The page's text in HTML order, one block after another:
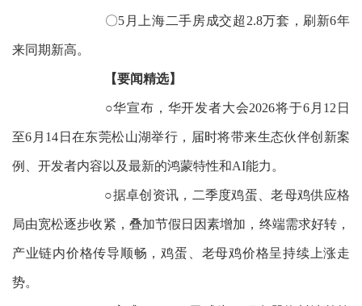
〇5月上海二手房成交超2.8万套，刷新6年
来同期新高。
【要闻精选】
○华宣布，华开发者大会2026将于6月12日
至6月14日在东莞松山湖举行，届时将带来生态伙伴创新案
例、开发者内容以及最新的鸿蒙特性和AI能力。
○据卓创资讯，二季度鸡蛋、老母鸡供应格
局由宽松逐步收紧，叠加节假日因素增加，终端需求好转，
产业链内价格传导顺畅，鸡蛋、老母鸡价格呈持续上涨走
势。